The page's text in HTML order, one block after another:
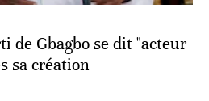
de Gbagbo se dit "acteur
sa création